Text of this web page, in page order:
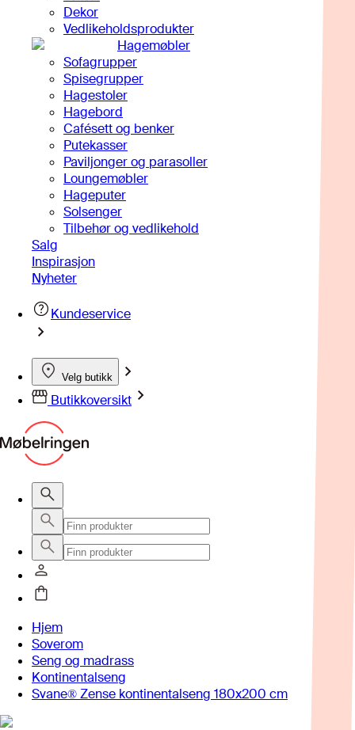
Dekor
Vedlikeholdsprodukter
Hagemøbler
Sofagrupper
Spisegrupper
Hagestoler
Hagebord
Cafésett og benker
Putekasser
Paviljonger og parasoller
Loungemøbler
Hageputer
Solsenger
Tilbehør og vedlikehold
Salg
Inspirasjon
Nyheter
Kundeservice
Velg butikk
Butikkoversikt
Hjem
Soverom
Seng og madrass
Kontinentalseng
Svane® Zense kontinentalseng 180x200 cm